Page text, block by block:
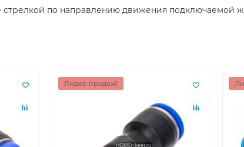
по направлению движения подключаемой
Лидер продаж!